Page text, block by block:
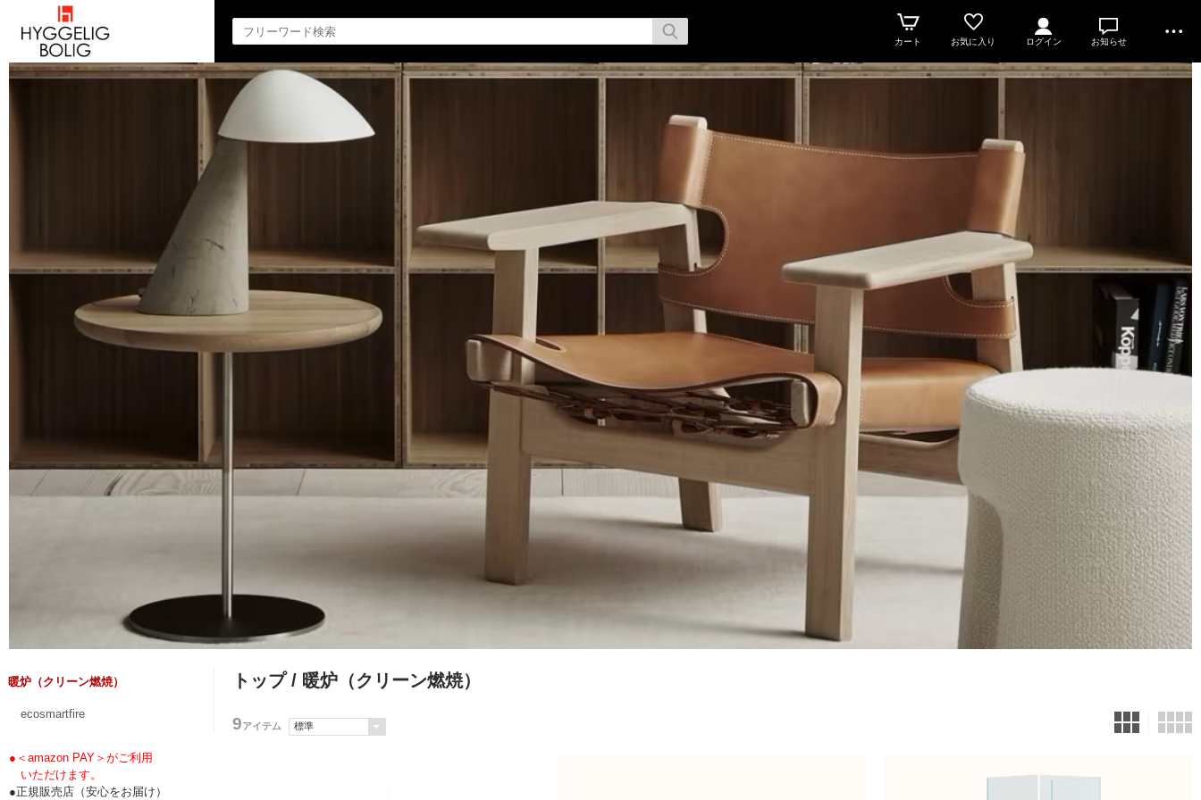
カート お気に入り ログイン お知らせ
暖炉（クリーン燃焼）
ecosmartfire
●＜amazon PAY＞がご利用
いただけます。
●正規販売店（安心をお届け）
トップ/ 暖炉（クリーン燃焼）
9アイテム